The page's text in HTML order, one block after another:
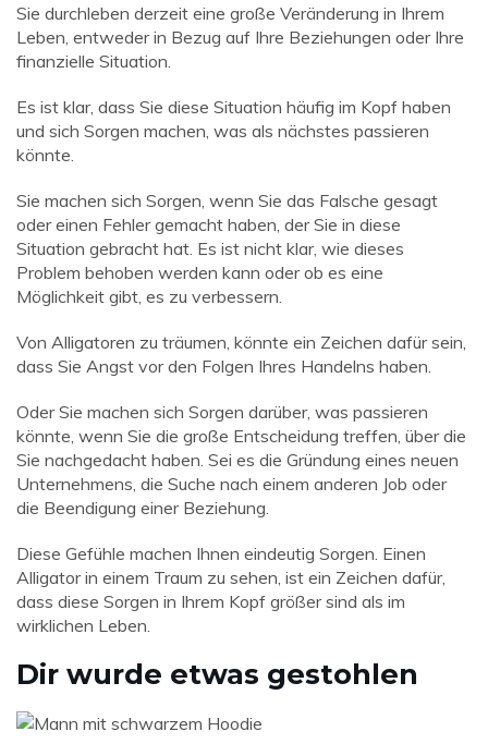
Sie durchleben derzeit eine große Veränderung in Ihrem
Leben, entweder in Bezug auf Ihre Beziehungen oder Ihre
finanzielle Situation.
Es ist klar, dass Sie diese Situation häufig im Kopf haben
und sich Sorgen machen, was als nächstes passieren
könnte.
Sie machen sich Sorgen, wenn Sie das Falsche gesagt
oder einen Fehler gemacht haben, der Sie in diese
Situation gebracht hat. Es ist nicht klar, wie dieses
Problem behoben werden kann oder ob es eine
Möglichkeit gibt, es zu verbessern.
Von Alligatoren zu träumen, könnte ein Zeichen dafür sein,
dass Sie Angst vor den Folgen Ihres Handelns haben.
Oder Sie machen sich Sorgen darüber, was passieren
könnte, wenn Sie die große Entscheidung treffen, über die
Sie nachgedacht haben. Sei es die Gründung eines neuen
Unternehmens, die Suche nach einem anderen Job oder
die Beendigung einer Beziehung.
Diese Gefühle machen Ihnen eindeutig Sorgen. Einen
Alligator in einem Traum zu sehen, ist ein Zeichen dafür,
dass diese Sorgen in Ihrem Kopf größer sind als im
wirklichen Leben.
Dir wurde etwas gestohlen